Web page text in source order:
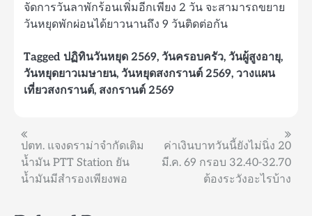
จัดการวันลาพักร้อนเพิ่มอีกเพียง 2 วัน จะสามารถขยาย
วันหยุดพักผ่อนได้ยาวนานถึง 9 วันติดต่อกัน
Tagged ปฏิทินวันหยุด 2569, วันครอบครัว, วันผู้สูงอายุ,
วันหยุดยาวเมษายน, วันหยุดสงกรานต์ 2569, วางแผน
เที่ยวสงกรานต์, สงกรานต์ 2569
แนะแนว
เรื่อง
ปตท. แจงดราม่าจำกัดเติม
น้ำมัน PTT Station ยัน
น้ำมันมีสำรองเพียงพอ
ค่าเงินบาทวันนี้ยังไม่นิ่ง 20
มี.ค. 69 กรอบ 32.40-32.70
ต้องระวังอะไรบ้าง